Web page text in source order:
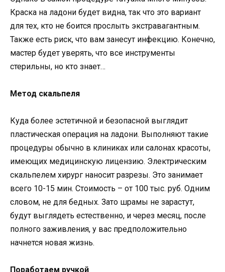
Краска на ладони будет видна, так что это вариант
для тех, кто не боится прослыть экстравагантным.
Также есть риск, что вам занесут инфекцию. Конечно,
мастер будет уверять, что все инструменты
стерильны, но кто знает…
Метод скальпеля
Куда более эстетичной и безопасной выглядит
пластическая операция на ладони. Выполняют такие
процедуры обычно в клиниках или салонах красоты,
имеющих медицинскую лицензию. Электрическим
скальпелем хирург наносит разрезы. Это занимает
всего 10-15 мин. Стоимость – от 100 тыс. руб. Одним
словом, не для бедных. Зато шрамы не зарастут,
будут выглядеть естественно, и через месяц, после
полного заживления, у вас предположительно
начнется новая жизнь.
Поработаем ручкой